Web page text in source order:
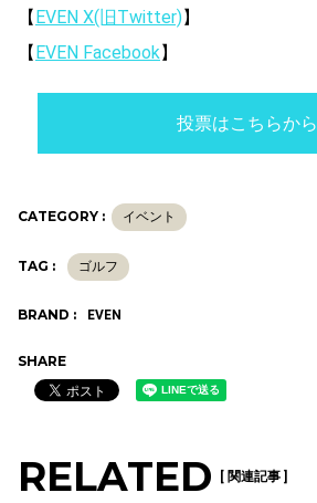
【 EVEN X(旧Twitter)】
【 EVEN Facebook】
投票はこちらから
CATEGORY : イベント
TAG : ゴルフ
BRAND : EVEN
SHARE
RELATED [ 関連記事 ]